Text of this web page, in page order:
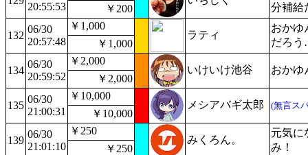
20:55:53
分補給
￥200
132
06/30
20:57:48
￥1,000
ラティ
おかゆ
だろう
￥1,000
134
06/30
20:59:52
￥2,000
いけいけ池谷 おかゆ
￥2,000
135
06/30
21:00:31
￥10,000
メシアバギ太郎 (無言ス
￥10,000
139
06/30
21:01:10
￥250
みくろん。
元気に
み！
￥250